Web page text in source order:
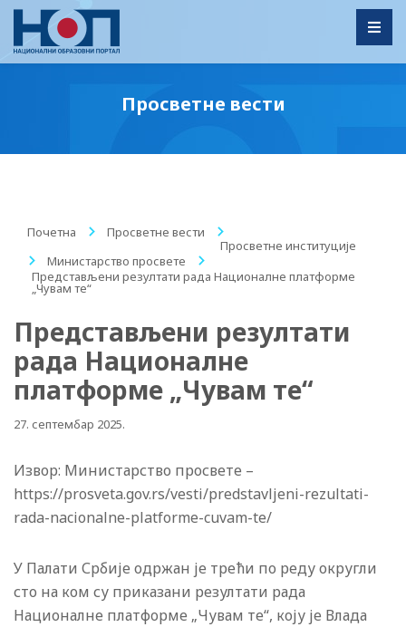
Просветне вести
Почетна / Просветне вести
/
Просветне институције
/
Министарство просвете
/
Представљени резултати рада Националне платформе
„Чувам те“
Представљени резултати
рада Националне
платформе „Чувам те“
27. септембар 2025.
Извор: Министарство просвете –
https://prosveta.gov.rs/vesti/predstavljeni-rezultati-
rada-nacionalne-platforme-cuvam-te/
У Палати Србије одржан је трећи по реду округли
сто на ком су приказани резултати рада
Националне платформе „Чувам те“, коју је Влада